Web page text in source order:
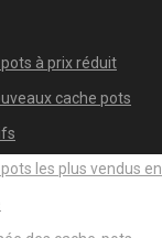
à prix réduit
cache pots
les plus vendus en